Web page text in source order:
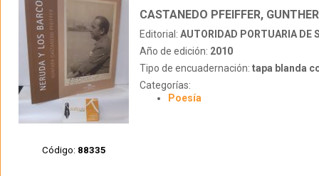
Código: 88335
CASTANEDO PFEIFFER, GUNTHER
Editorial: AUTORIDAD PORTUARIA DE
Año de edición: 2010
Tipo de encuadernación: tapa blanda
Categorías:
Poesía